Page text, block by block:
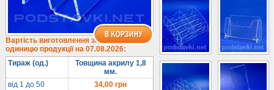
1/3 формату А4
Комбіновані
Навісні кишені
Менюхолдери
Під мобільні
Під біжутерію
Вартість виготовлення за
одиницю продукції на 07.08.2026:
Тираж (од.)
Товщина акрилу 1,8
мм.
від 1 до 50
34,00 грн